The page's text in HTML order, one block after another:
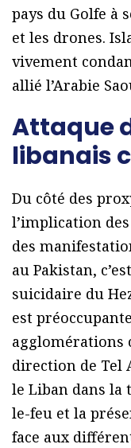
pays du Golfe à
et les drones.
vivement
allié l’Arabie
Attaque
libanais
Du côté des
l’implication
des
au Pakistan,
suicidaire du
est
agglomérations
direction de Tel
le Liban dans la
le-feu et la
face aux